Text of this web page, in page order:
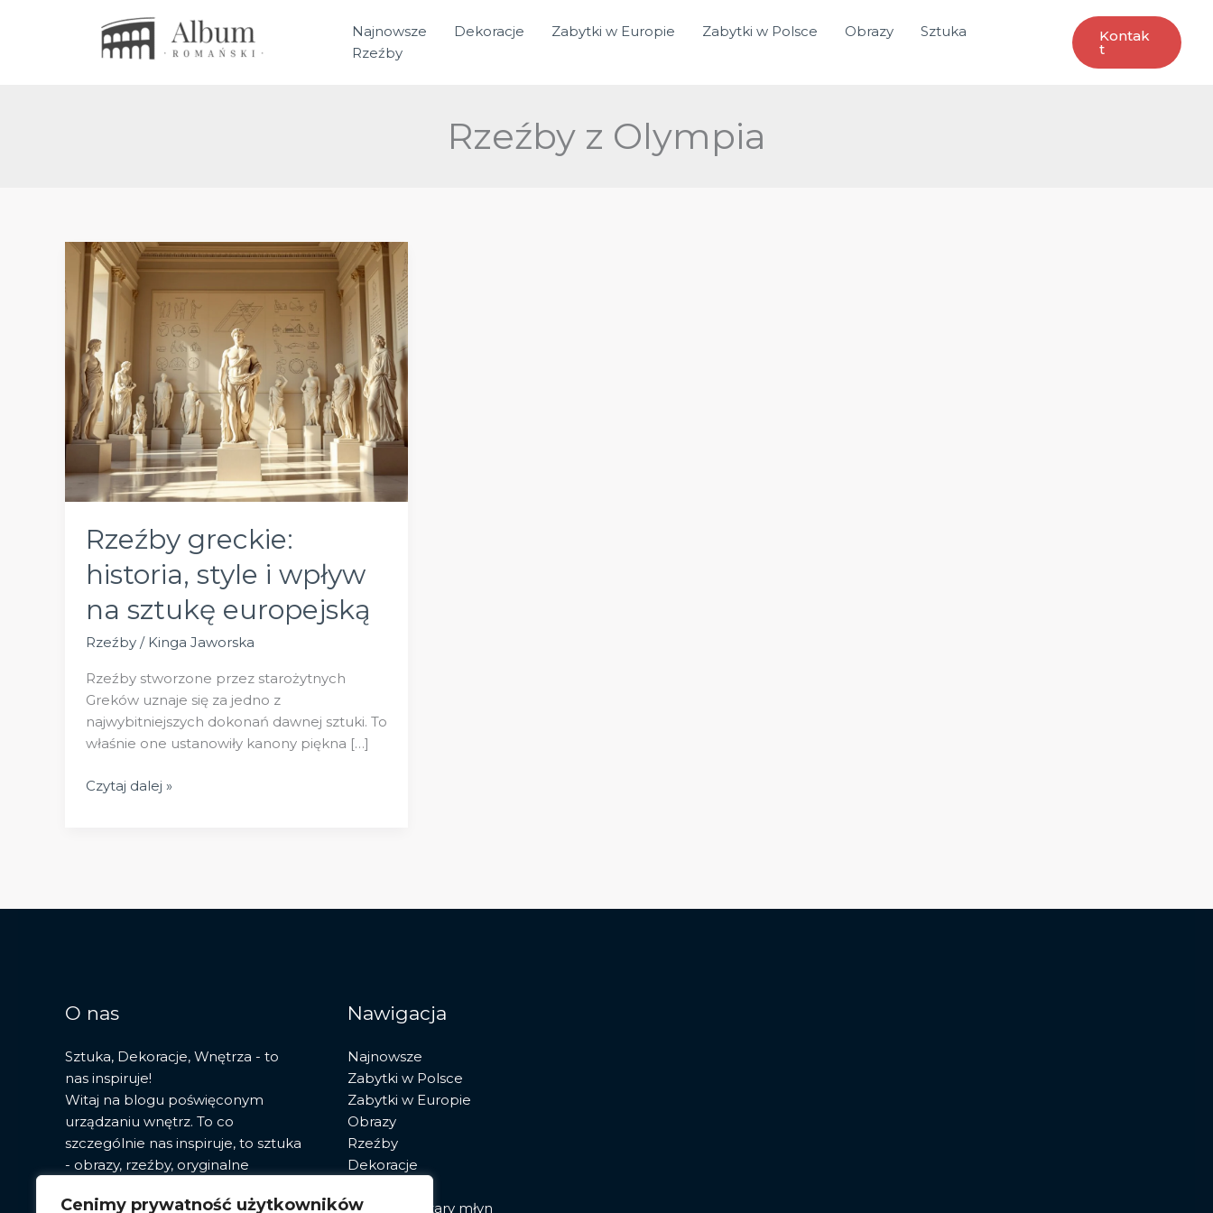
Cenimy prywatność użytkowników
Najnowsze Dekoracje Zabytki w Europie Zabytki w Polsce Obrazy
Sztuka
Rzeźby
Kontak
T
Rzeźby z Olympia
Rzeźby greckie:
historia, style i wpływ
na sztukę europejską
Rzeźby/ Kinga Jaworska
Rzeźby stworzone przez starożytnych
Greków uznaje się za jedno z
najwybitniejszych dokonań dawnej sztuki. To
właśnie one ustanowiły kanony piękna […]
Rzeźby
na
Czytaj dalej »
O nas
Sztuka, Dekoracje, Wnętrza - to
nas inspiruje!
Witaj na blogu poświęconym
urządzaniu wnętrz. To co
szczególnie nas inspiruje, to sztuka
- obrazy, rzeźby, oryginalne
przegląd najnowszych trendów i
Nawigacja
Najnowsze
Zabytki w Polsce
Zabytki w Europie
Obrazy
Rzeźby
Dekoracje
Pracownia stary młyn